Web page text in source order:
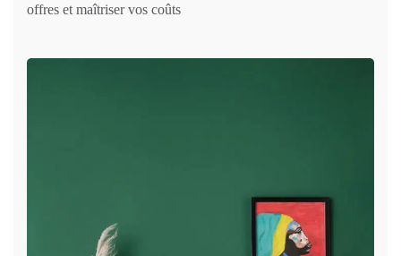
offres et maîtriser vos coûts